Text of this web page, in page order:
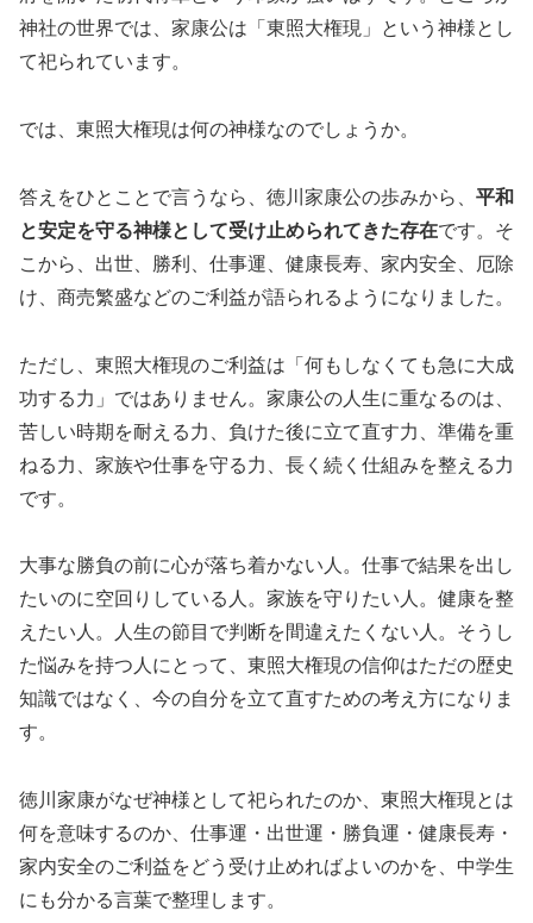
神社の世界では、家康公は「東照大権現」という神様とし
て祀られています。
では、東照大権現は何の神様なのでしょうか。
答えをひとことで言うなら、徳川家康公の歩みから、 平和
と安定を守る神様として受け止められてきた存在です。そ
こから、出世、勝利、仕事運、健康長寿、家内安全、厄除
け、商売繁盛などのご利益が語られるようになりました。
ただし、東照大権現のご利益は「何もしなくても急に大成
功する力」ではありません。家康公の人生に重なるのは、
苦しい時期を耐える力、負けた後に立て直す力、準備を重
ねる力、家族や仕事を守る力、長く続く仕組みを整える力
です。
大事な勝負の前に心が落ち着かない人。仕事で結果を出し
たいのに空回りしている人。家族を守りたい人。健康を整
えたい人。人生の節目で判断を間違えたくない人。そうし
た悩みを持つ人にとって、東照大権現の信仰はただの歴史
知識ではなく、今の自分を立て直すための考え方になりま
す。
徳川家康がなぜ神様として祀られたのか、東照大権現とは
何を意味するのか、仕事運・出世運・勝負運・健康長寿・
家内安全のご利益をどう受け止めればよいのかを、中学生
にも分かる言葉で整理します。